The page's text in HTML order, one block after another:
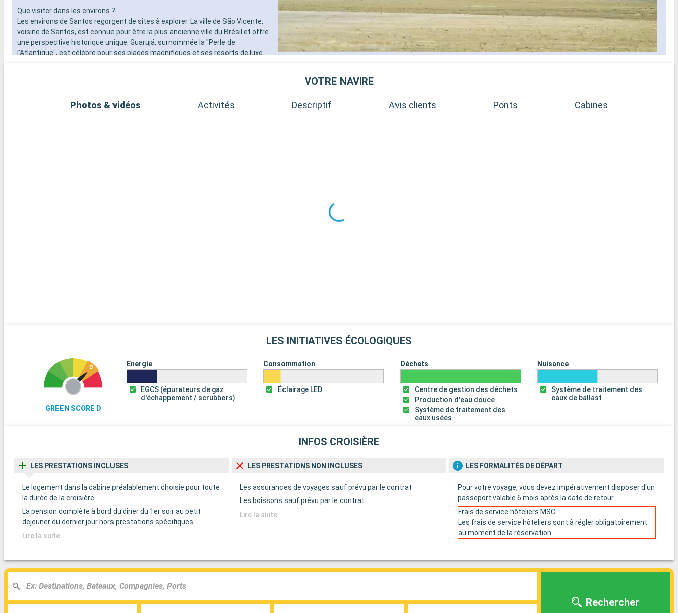
pour les adultes)
- 40% de réduction sur un forfait Spa
sélectionné prépayé
- 10% de réduction sur tous les soins Spa
réservés à bord
SERVICES
charge des bagages
- Points MSC Voyagers Club
Que visiter dans les environs ?
Les environs de Santos regorgent de sites à explorer. La ville de São Vicente,
voisine de Santos, est connue pour être la plus ancienne ville du Brésil et offre
une perspective historique unique. Guarujá, surnommée la "Perle de
l'Atlantique", est célèbre pour ses plages magnifiques et ses resorts de luxe.
dynamique avec sa culture, son art et sa gastronomie diversifiée.
VOTRE NAVIRE
Photos & vidéos Activités Descriptif Avis clients Ponts Cabines
LES INITIATIVES ÉCOLOGIQUES
GREEN SCORE D
Energie
EGCS (épurateurs de gaz
d'échappement / scrubbers)
Consommation
Éclairage LED
Déchets
Centre de gestion des déchets
Production d'eau douce
Système de traitement des
eaux usées
Nuisance
Système de traitement des
eaux de ballast
INFOS CROISIÈRE
LES PRESTATIONS INCLUSES
Le logement dans la cabine préalablement choisie pour toute
la durée de la croisière
La pension complète à bord du dîner du 1er soir au petit
dejeuner du dernier jour hors prestations spécifiques
Lire la suite...
LES PRESTATIONS NON INCLUSES
Les assurances de voyages sauf prévu par le contrat
Les boissons sauf prévu par le contrat
Lire la suite...
LES FORMALITÉS DE DÉPART
Pour votre voyage, vous devez impérativement disposer d'un
passeport valable 6 mois après la date de retour.
Frais de service hôteliers MSC
Les frais de service hôteliers sont à régler obligatoirement
au moment de la réservation.
Rechercher